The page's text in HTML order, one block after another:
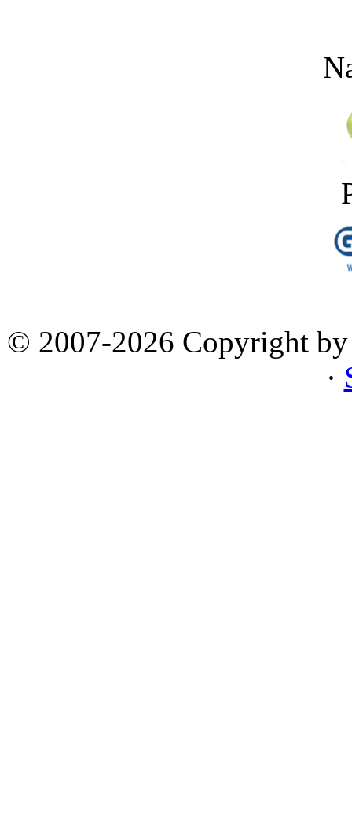
© 2007-2026 Copyright
·